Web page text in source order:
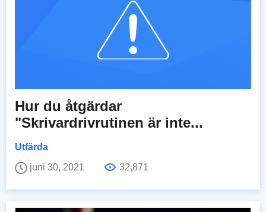
Hur du åtgärdar
"Skrivardrivrutinen är inte...
Utfärda
juni 30, 2021
32,871